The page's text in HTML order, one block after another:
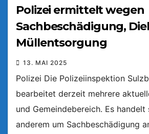
Polizei ermittelt wegen
Sachbeschädigung,
Müllentsorgung
13. MAI 2025
Polizei Die Polizeiinspektion
bearbeitet derzeit mehrere
und Gemeindebereich. Es handelt
anderem um Sachbeschädigung